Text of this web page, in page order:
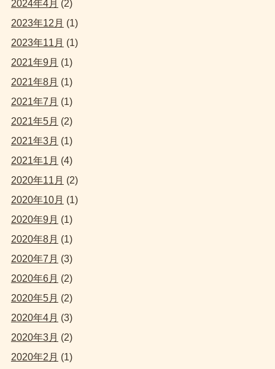
2024年4月 (2)
2023年12月 (1)
2023年11月 (1)
2021年9月 (1)
2021年8月 (1)
2021年7月 (1)
2021年5月 (2)
2021年3月 (1)
2021年1月 (4)
2020年11月 (2)
2020年10月 (1)
2020年9月 (1)
2020年8月 (1)
2020年7月 (3)
2020年6月 (2)
2020年5月 (2)
2020年4月 (3)
2020年3月 (2)
2020年2月 (1)